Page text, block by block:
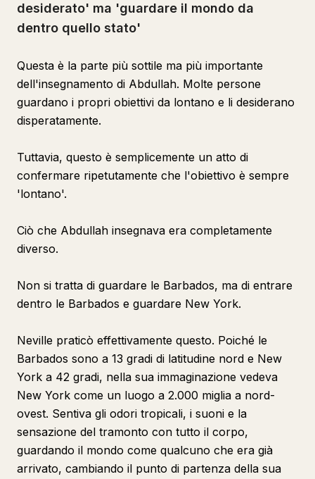
desiderato' ma 'guardare il mondo da
dentro quello stato'
Questa è la parte più sottile ma più importante
dell'insegnamento di Abdullah. Molte persone
guardano i propri obiettivi da lontano e li desiderano
disperatamente.
Tuttavia, questo è semplicemente un atto di
confermare ripetutamente che l'obiettivo è sempre
'lontano'.
Ciò che Abdullah insegnava era completamente
diverso.
Non si tratta di guardare le Barbados, ma di entrare
dentro le Barbados e guardare New York.
Neville praticò effettivamente questo. Poiché le
Barbados sono a 13 gradi di latitudine nord e New
York a 42 gradi, nella sua immaginazione vedeva
New York come un luogo a 2.000 miglia a nord-
ovest. Sentiva gli odori tropicali, i suoni e la
sensazione del tramonto con tutto il corpo,
guardando il mondo come qualcuno che era già
arrivato, cambiando il punto di partenza della sua